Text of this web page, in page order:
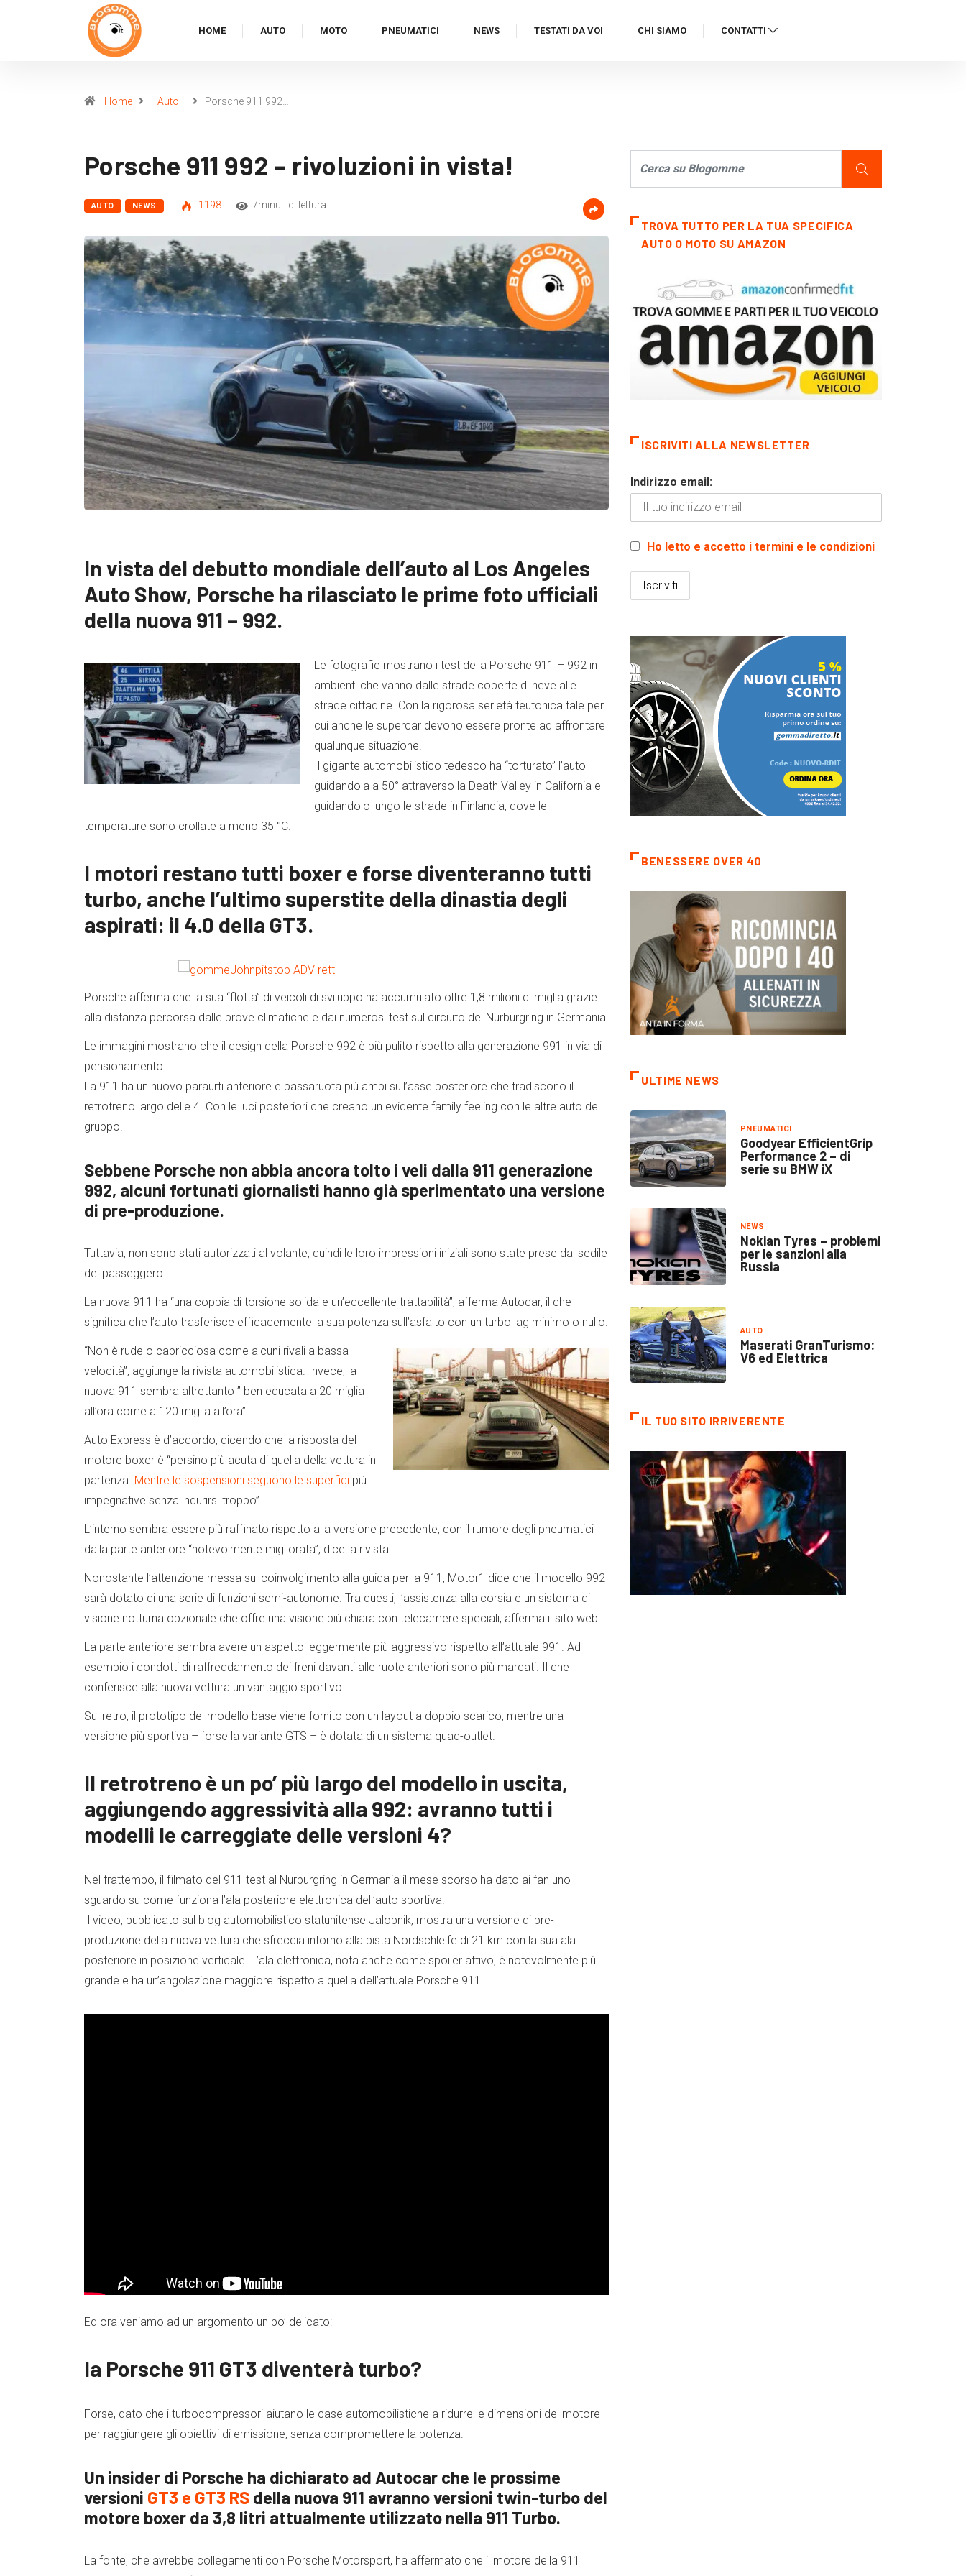
HOME AUTO MOTO PNEUMATICI NEWS TESTATI DA VOI CHI SIAMO CONTATTI
Home Auto Porsche 911 992…
Porsche 911 992 – rivoluzioni in vista!
AUTO NEWS 1198 7minuti di lettura
In vista del debutto mondiale dell’auto al Los Angeles
Auto Show, Porsche ha rilasciato le prime foto ufficiali
della nuova 911 – 992.
Le fotografie mostrano i test della Porsche 911 – 992 in
ambienti che vanno dalle strade coperte di neve alle
strade cittadine. Con la rigorosa serietà teutonica tale per
cui anche le supercar devono essere pronte ad affrontare
qualunque situazione.
Il gigante automobilistico tedesco ha “torturato” l’auto
guidandola a 50° attraverso la Death Valley in California e
guidandolo lungo le strade in Finlandia, dove le
temperature sono crollate a meno 35 °C.
I motori restano tutti boxer e forse diventeranno tutti
turbo, anche l’ultimo superstite della dinastia degli
aspirati: il 4.0 della GT3.
Porsche afferma che la sua “flotta” di veicoli di sviluppo ha accumulato oltre 1,8 milioni di miglia grazie
alla distanza percorsa dalle prove climatiche e dai numerosi test sul circuito del Nurburgring in Germania.
Le immagini mostrano che il design della Porsche 992 è più pulito rispetto alla generazione 991 in via di
pensionamento.
La 911 ha un nuovo paraurti anteriore e passaruota più ampi sull’asse posteriore che tradiscono il
retrotreno largo delle 4. Con le luci posteriori che creano un evidente family feeling con le altre auto del
gruppo.
Sebbene Porsche non abbia ancora tolto i veli dalla 911 generazione
992, alcuni fortunati giornalisti hanno già sperimentato una versione
di pre-produzione.
Tuttavia, non sono stati autorizzati al volante, quindi le loro impressioni iniziali sono state prese dal sedile
del passeggero.
La nuova 911 ha “una coppia di torsione solida e un’eccellente trattabilità”, afferma Autocar, il che
significa che l’auto trasferisce efficacemente la sua potenza sull’asfalto con un turbo lag minimo o nullo.
“Non è rude o capricciosa come alcuni rivali a bassa
velocità”, aggiunge la rivista automobilistica. Invece, la
nuova 911 sembra altrettanto ” ben educata a 20 miglia
all’ora come a 120 miglia all’ora”.
Auto Express è d’accordo, dicendo che la risposta del
motore boxer è “persino più acuta di quella della vettura in
partenza. Mentre le sospensioni seguono le superfici più
impegnative senza indurirsi troppo”.
L’interno sembra essere più raffinato rispetto alla versione precedente, con il rumore degli pneumatici
dalla parte anteriore “notevolmente migliorata”, dice la rivista.
Nonostante l’attenzione messa sul coinvolgimento alla guida per la 911, Motor1 dice che il modello 992
sarà dotato di una serie di funzioni semi-autonome. Tra questi, l’assistenza alla corsia e un sistema di
visione notturna opzionale che offre una visione più chiara con telecamere speciali, afferma il sito web.
La parte anteriore sembra avere un aspetto leggermente più aggressivo rispetto all’attuale 991. Ad
esempio i condotti di raffreddamento dei freni davanti alle ruote anteriori sono più marcati. Il che
conferisce alla nuova vettura un vantaggio sportivo.
Sul retro, il prototipo del modello base viene fornito con un layout a doppio scarico, mentre una
versione più sportiva – forse la variante GTS – è dotata di un sistema quad-outlet.
Il retrotreno è un po’ più largo del modello in uscita,
aggiungendo aggressività alla 992: avranno tutti i
modelli le carreggiate delle versioni 4?
Nel frattempo, il filmato del 911 test al Nurburgring in Germania il mese scorso ha dato ai fan uno
sguardo su come funziona l’ala posteriore elettronica dell’auto sportiva.
Il video, pubblicato sul blog automobilistico statunitense Jalopnik, mostra una versione di pre-
produzione della nuova vettura che sfreccia intorno alla pista Nordschleife di 21 km con la sua ala
posteriore in posizione verticale. L’ala elettronica, nota anche come spoiler attivo, è notevolmente più
grande e ha un’angolazione maggiore rispetto a quella dell’attuale Porsche 911.
Ed ora veniamo ad un argomento un po’ delicato:
la Porsche 911 GT3 diventerà turbo?
Forse, dato che i turbocompressori aiutano le case automobilistiche a ridurre le dimensioni del motore
per raggiungere gli obiettivi di emissione, senza compromettere la potenza.
Un insider di Porsche ha dichiarato ad Autocar che le prossime
versioni GT3 e GT3 RS della nuova 911 avranno versioni twin-turbo del
motore boxer da 3,8 litri attualmente utilizzato nella 911 Turbo.
La fonte, che avrebbe collegamenti con Porsche Motorsport, ha affermato che il motore della 911
TROVA TUTTO PER LA TUA SPECIFICA
AUTO O MOTO SU AMAZON
ISCRIVITI ALLA NEWSLETTER
Indirizzo email:
Ho letto e accetto i termini e le condizioni
BENESSERE OVER 40
ULTIME NEWS
PNEUMATICI
Goodyear EfficientGrip
Performance 2 – di
serie su BMW iX
NEWS
Nokian Tyres – problemi
per le sanzioni alla
Russia
AUTO
Maserati GranTurismo:
V6 ed Elettrica
IL TUO SITO IRRIVERENTE